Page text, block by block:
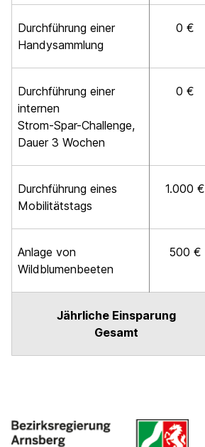
Durchführung einer
Handysammlung
0 €
Durchführung einer
internen
Strom-Spar-Challenge,
Dauer 3 Wochen
0 €
Durchführung eines
Mobilitätstags
1.000 €
Anlage von
Wildblumenbeeten
500 €
Jährliche Einsparung
Gesamt